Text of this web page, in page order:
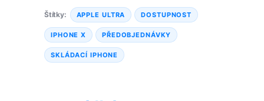
Štítky: APPLE ULTRA DOSTUPNOST
IPHONE X PŘEDOBJEDNÁVKY
SKLÁDACÍ IPHONE